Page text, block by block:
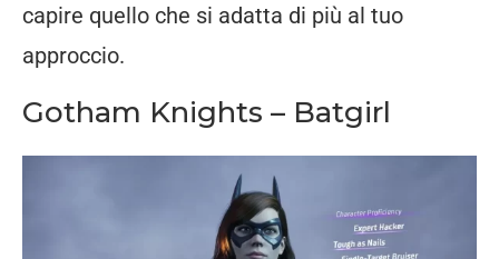
capire quello che si adatta di più al tuo
approccio.
Gotham Knights – Batgirl